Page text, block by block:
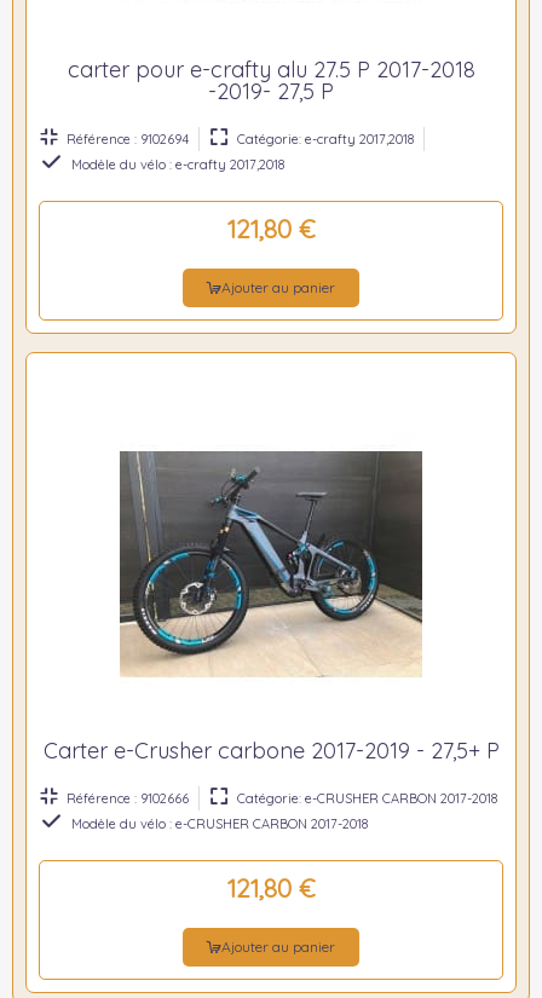
carter pour e-crafty alu 27.5 P 2017-2018
-2019- 27,5 P
Référence : 9102694
Catégorie: e-crafty 2017,2018
Modèle du vélo : e-crafty 2017,2018
121,80 €
Ajouter au panier
Carter e-Crusher carbone 2017-2019 - 27,5+ P
Référence : 9102666
Catégorie: e-CRUSHER CARBON 2017-2018
Modèle du vélo : e-CRUSHER CARBON 2017-2018
121,80 €
Ajouter au panier